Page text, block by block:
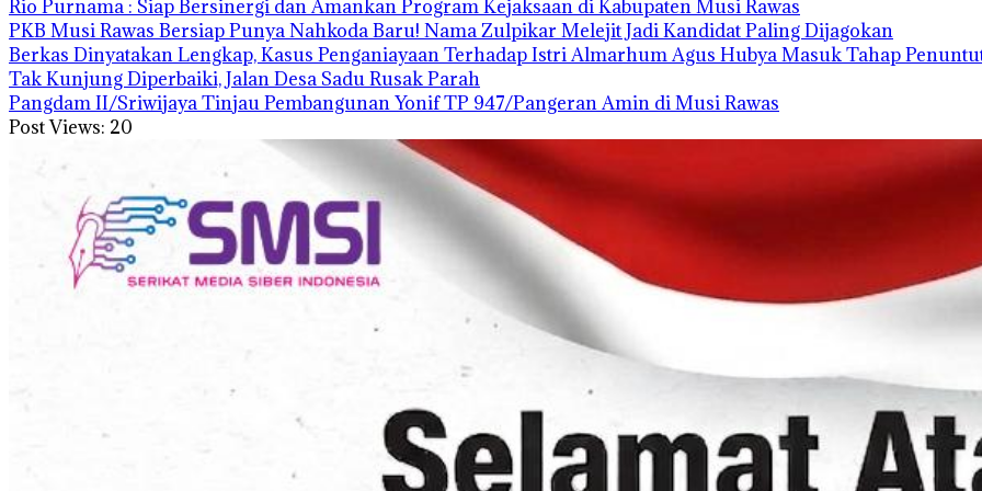
Rio Purnama : Siap Bersinergi dan Amankan Program Kejaksaan di Kabupaten Musi Rawas
PKB Musi Rawas Bersiap Punya Nahkoda Baru! Nama Zulpikar Melejit Jadi Kandidat Paling Dijagokan
Berkas Dinyatakan Lengkap, Kasus Penganiayaan Terhadap Istri Almarhum Agus Hubya Masuk Tahap
Tak Kunjung Diperbaiki, Jalan Desa Sadu Rusak Parah
Pangdam II/Sriwijaya Tinjau Pembangunan Yonif TP 947/Pangeran Amin di Musi Rawas
Post Views: 20